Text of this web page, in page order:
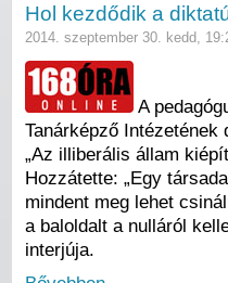
Hol kezdődik a
2014. szeptember 30. kedd,
A
Tanárképző
„Az illiberális állam
Hozzátette: „Egy
mindent meg lehet
a baloldalt a nulláról
interjúja.